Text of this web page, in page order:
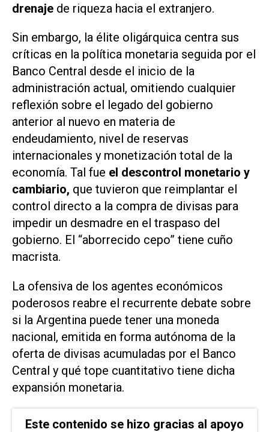
drenaje de riqueza hacia el extranjero.
Sin embargo, la élite oligárquica centra sus
críticas en la política monetaria seguida por el
Banco Central desde el inicio de la
administración actual, omitiendo cualquier
reflexión sobre el legado del gobierno
anterior al nuevo en materia de
endeudamiento, nivel de reservas
internacionales y monetización total de la
economía. Tal fue el descontrol monetario y
cambiario, que tuvieron que reimplantar el
control directo a la compra de divisas para
impedir un desmadre en el traspaso del
gobierno. El “aborrecido cepo” tiene cuño
macrista.
La ofensiva de los agentes económicos
poderosos reabre el recurrente debate sobre
si la Argentina puede tener una moneda
nacional, emitida en forma autónoma de la
oferta de divisas acumuladas por el Banco
Central y qué tope cuantitativo tiene dicha
expansión monetaria.
Este contenido se hizo gracias al apoyo